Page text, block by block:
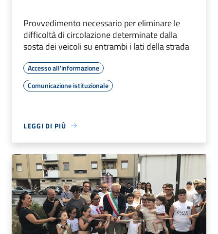
Provvedimento necessario per eliminare le
difficoltà di circolazione determinate dalla
sosta dei veicoli su entrambi i lati della strada
Accesso all'informazione
Comunicazione istituzionale
LEGGI DI PIÙ